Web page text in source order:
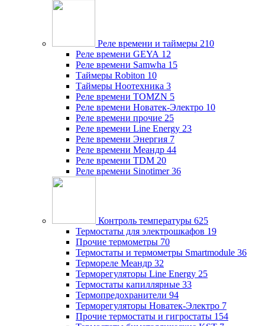
Реле времени и таймеры 210
Реле времени GEYA 12
Реле времени Samwha 15
Таймеры Robiton 10
Таймеры Ноотехника 3
Реле времени TOMZN 5
Реле времени Новатек-Электро 10
Реле времени прочие 25
Реле времени Line Energy 23
Реле времени Энергия 7
Реле времени Меандр 44
Реле времени TDM 20
Реле времени Sinotimer 36
Контроль температуры 625
Термостаты для электрошкафов 19
Прочие термометры 70
Термостаты и термометры Smartmodule 36
Термореле Меандр 32
Терморегуляторы Line Energy 25
Термостаты капиллярные 33
Термопредохранители 94
Терморегуляторы Новатек-Электро 7
Прочие термостаты и гигростаты 154